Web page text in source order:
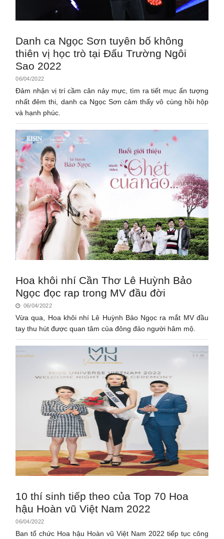
Danh ca Ngọc Sơn tuyên bố không
thiên vị học trò tại Đấu Trường Ngôi
Sao 2022
06/04/2022
Đảm nhận vị trí cầm cân nảy mực, tìm ra tiết mục ấn tượng
nhất đêm thi, danh ca Ngọc Sơn cảm thấy vô cùng hồi hộp
và hạnh phúc.
Hoa khôi nhí Cần Thơ Lê Huỳnh Bảo
Ngọc đọc rap trong MV đầu đời
06/04/2022
Vừa qua, Hoa khôi nhí Lê Huỳnh Bảo Ngọc ra mắt MV đầu
tay thu hút được quan tâm của đông đảo người hâm mộ.
10 thí sinh tiếp theo của Top 70 Hoa
hậu Hoàn vũ Việt Nam 2022
06/04/2022
Ban tổ chức Hoa hậu Hoàn vũ Việt Nam 2022 tiếp tục công